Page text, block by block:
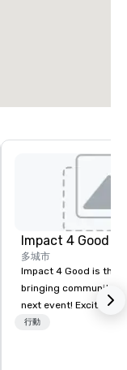
Impact 4 Good
多城市
Impact 4 Good is the
bringing community
next event! Exciting
team building
行動